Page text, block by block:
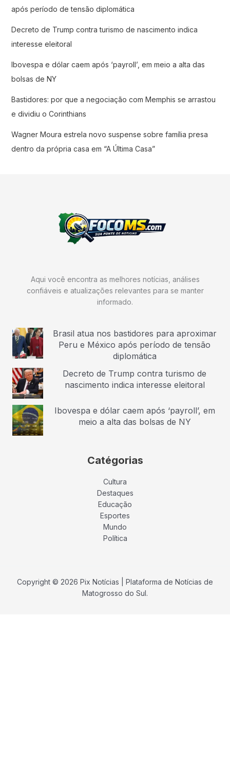
após período de tensão diplomática
Decreto de Trump contra turismo de nascimento indica
interesse eleitoral
Ibovespa e dólar caem após ‘payroll’, em meio a alta das
bolsas de NY
Bastidores: por que a negociação com Memphis se arrastou
e dividiu o Corinthians
Wagner Moura estrela novo suspense sobre família presa
dentro da própria casa em “A Última Casa”
Aqui você encontra as melhores notícias, análises
confiáveis e atualizações relevantes para se manter
informado.
Brasil atua nos bastidores para aproximar
Peru e México após período de tensão
diplomática
Decreto de Trump contra turismo de
nascimento indica interesse eleitoral
Ibovespa e dólar caem após ‘payroll’, em
meio a alta das bolsas de NY
Catégorias
Cultura
Destaques
Educação
Esportes
Mundo
Política
Copyright © 2026 Pix Notícias | Plataforma de Notícias de
Matogrosso do Sul.